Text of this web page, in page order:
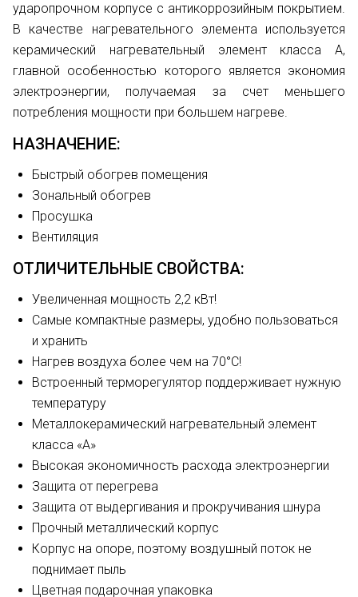
ударопрочном корпусе с антикоррозийным покрытием.
В качестве нагревательного элемента используется
керамический нагревательный элемент класса А,
главной особенностью которого является экономия
электроэнергии, получаемая за счет меньшего
потребления мощности при большем нагреве.
НАЗНАЧЕНИЕ:
Быстрый обогрев помещения
Зональный обогрев
Просушка
Вентиляция
ОТЛИЧИТЕЛЬНЫЕ СВОЙСТВА:
Увеличенная мощность 2,2 кВт!
Самые компактные размеры, удобно пользоваться
и хранить
Нагрев воздуха более чем на 70°С!
Встроенный терморегулятор поддерживает нужную
температуру
Металлокерамический нагревательный элемент
класса «А»
Высокая экономичность расхода электроэнергии
Защита от перегрева
Защита от выдергивания и прокручивания шнура
Прочный металлический корпус
Корпус на опоре, поэтому воздушный поток не
поднимает пыль
Цветная подарочная упаковка